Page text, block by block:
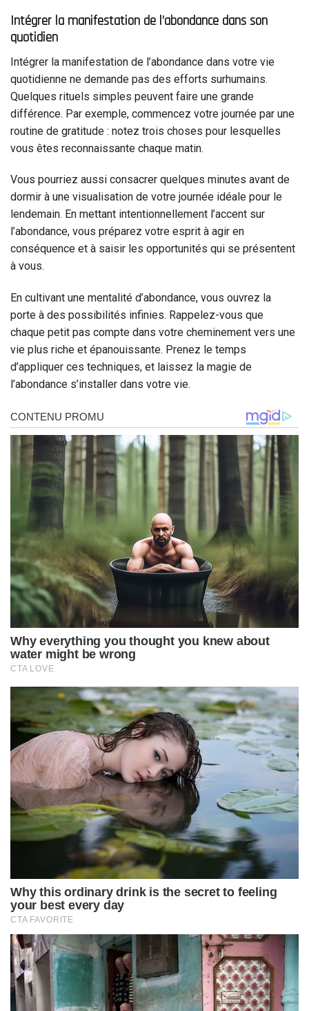
Intégrer la manifestation de l’abondance dans son
quotidien
Intégrer la manifestation de l’abondance dans votre vie
quotidienne ne demande pas des efforts surhumains.
Quelques rituels simples peuvent faire une grande
différence. Par exemple, commencez votre journée par une
routine de gratitude : notez trois choses pour lesquelles
vous êtes reconnaissante chaque matin.
Vous pourriez aussi consacrer quelques minutes avant de
dormir à une visualisation de votre journée idéale pour le
lendemain. En mettant intentionnellement l’accent sur
l’abondance, vous préparez votre esprit à agir en
conséquence et à saisir les opportunités qui se présentent
à vous.
En cultivant une mentalité d’abondance, vous ouvrez la
porte à des possibilités infinies. Rappelez-vous que
chaque petit pas compte dans votre cheminement vers une
vie plus riche et épanouissante. Prenez le temps
d’appliquer ces techniques, et laissez la magie de
l’abondance s’installer dans votre vie.